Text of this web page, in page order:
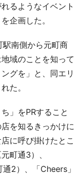
るようなイベント
企画した。
南側から元町商
域のことを知って
グを」と、同エリ
た。
」をPRすること
を知るきっかけに
に呼び掛けたとこ
町通3）、
2）、「Cheers」